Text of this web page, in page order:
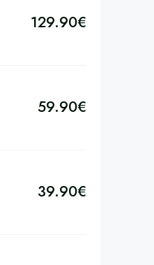
129.90€
59.90€
39.90€